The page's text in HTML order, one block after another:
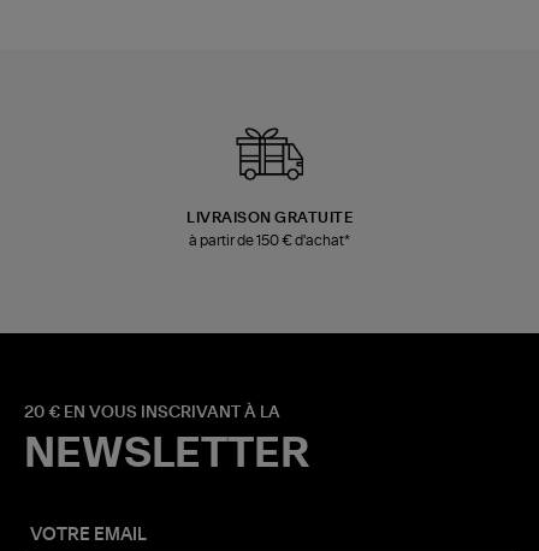
LIVRAISON GRATUITE
à partir de 150 € d'achat*
20 € EN VOUS INSCRIVANT À LA
NEWSLETTER